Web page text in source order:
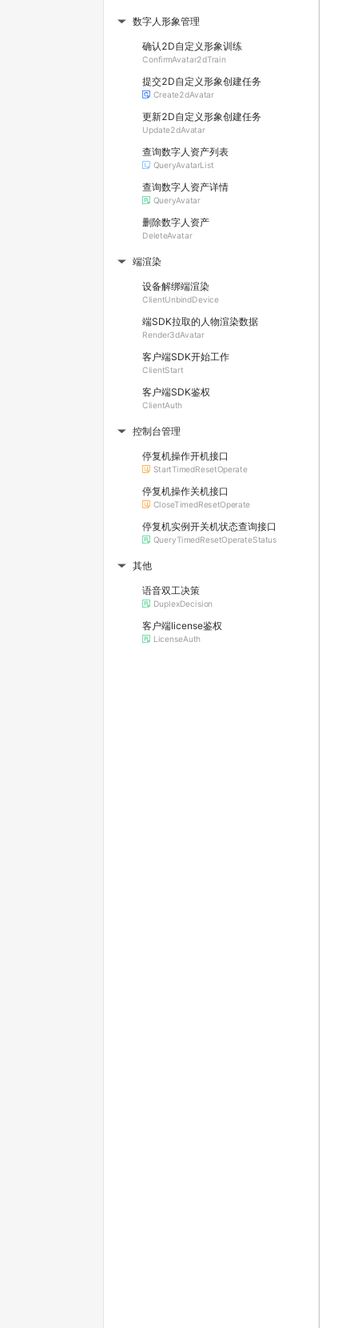
▶ 数字人形象管理
确认2D自定义形象训练
ConfirmAvatar2dTrain
提交2D自定义形象创建任务
Create2dAvatar
更新2D自定义形象创建任务
Update2dAvatar
查询数字人资产列表
QueryAvatarList
查询数字人资产详情
QueryAvatar
删除数字人资产
DeleteAvatar
▶ 端渲染
设备解绑端渲染
ClientUnbindDevice
端SDK拉取的人物渲染数据
Render3dAvatar
客户端SDK开始工作
ClientStart
客户端SDK鉴权
ClientAuth
▶ 控制台管理
停复机操作开机接口
StartTimedResetOperate
停复机操作关机接口
CloseTimedResetOperate
停复机实例开关机状态查询接口
QueryTimedResetOperateStatus
▶ 其他
语音双工决策
DuplexDecision
客户端license鉴权
LicenseAuth